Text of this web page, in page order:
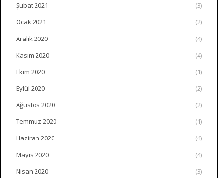
Şubat 2021
(3)
Ocak 2021
(2)
Aralık 2020
(4)
Kasım 2020
(4)
Ekim 2020
(1)
Eylül 2020
(2)
Ağustos 2020
(2)
Temmuz 2020
(1)
Haziran 2020
(4)
Mayıs 2020
(4)
Nisan 2020
(3)